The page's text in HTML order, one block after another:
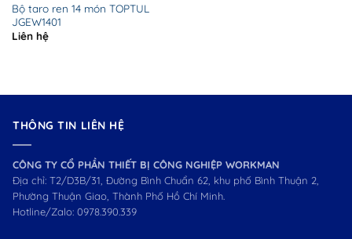
Bộ taro ren 14 món TOPTUL
JGEW1401
Liên hệ
THÔNG TIN LIÊN HỆ
CÔNG TY CỔ PHẦN THIẾT BỊ CÔNG NGHIỆP WORKMAN
Địa chỉ: T2/D3B/31, Đường Bình Chuẩn 62, khu phố Bình Thuận 2,
Phường Thuận Giao, Thành Phố Hồ Chí Minh.
Hotline/Zalo: 0978.390.339